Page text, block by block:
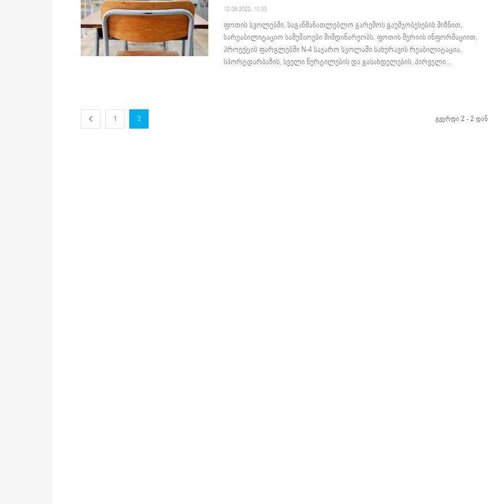
12.09.2022. 11:03
ფოთის სკოლებში, საგანმანათლებლო გარემოს გაუმჯობესების მიზნით,
სარეაბილიტაციო სამუშაოები მიმდინარეობს. ფოთის მერიის ინფორმაციით,
პროექტის ფარგლებში N-4 საჯარო სკოლაში სახურავის რეაბილიტაცია,
სპორტდარბაზის, სველი წერტილების და გასახდელების, პირველი...
1 2 გვერდი 2 - 2 დან